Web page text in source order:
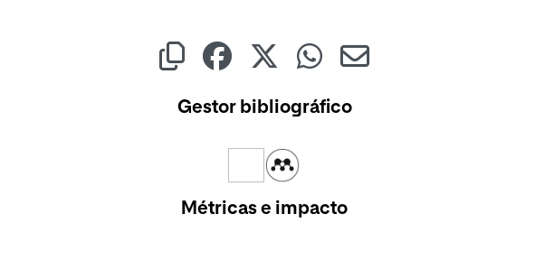
Gestor bibliográfico
Métricas e impacto